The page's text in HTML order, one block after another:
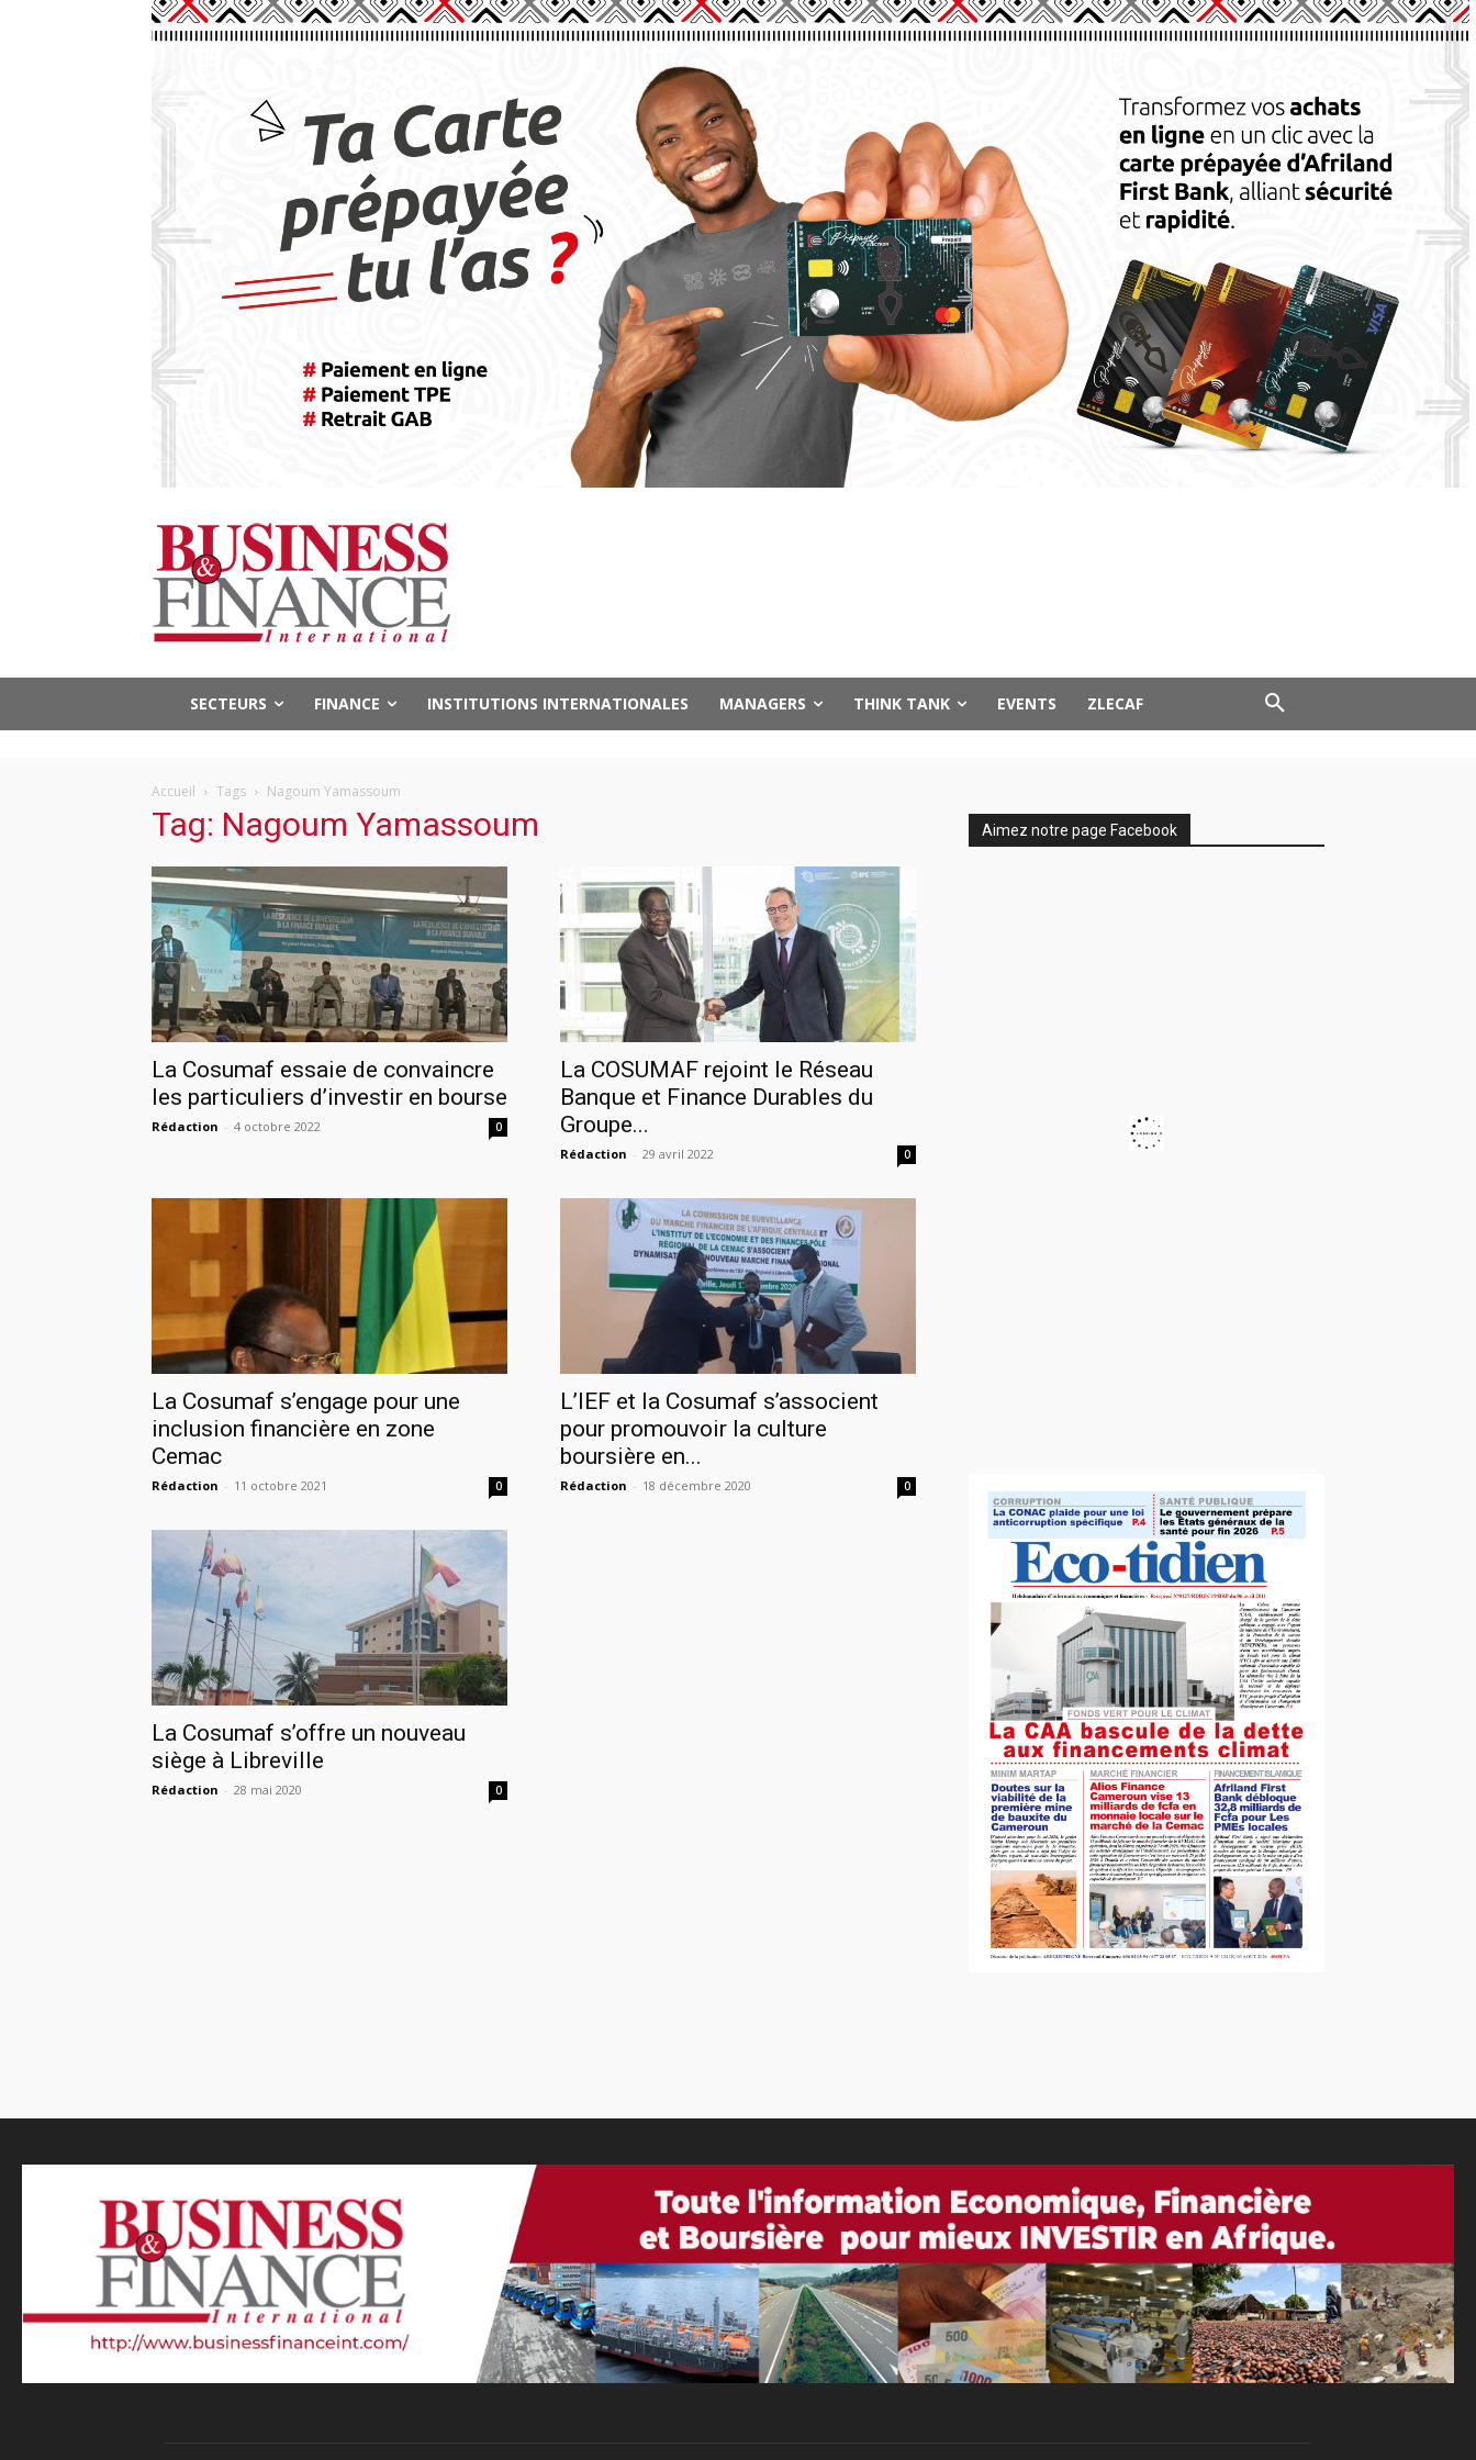
SECTEURS FINANCE INSTITUTIONS INTERNATIONALES MANAGERS THINK TANK EVENTS ZLECAF
Accueil Tags Nagoum Yamassoum
Tag: Nagoum Yamassoum
La Cosumaf essaie de convaincre
les particuliers d’investir en bourse
Rédaction - 4 octobre 2022 0
La COSUMAF rejoint le Réseau
Banque et Finance Durables du
Groupe...
Rédaction - 29 avril 2022 0
La Cosumaf s’engage pour une
inclusion financière en zone
Cemac
Rédaction - 11 octobre 2021 0
L’IEF et la Cosumaf s’associent
pour promouvoir la culture
boursière en...
Rédaction - 18 décembre 2020 0
La Cosumaf s’offre un nouveau
siège à Libreville
Rédaction - 28 mai 2020 0
Aimez notre page Facebook